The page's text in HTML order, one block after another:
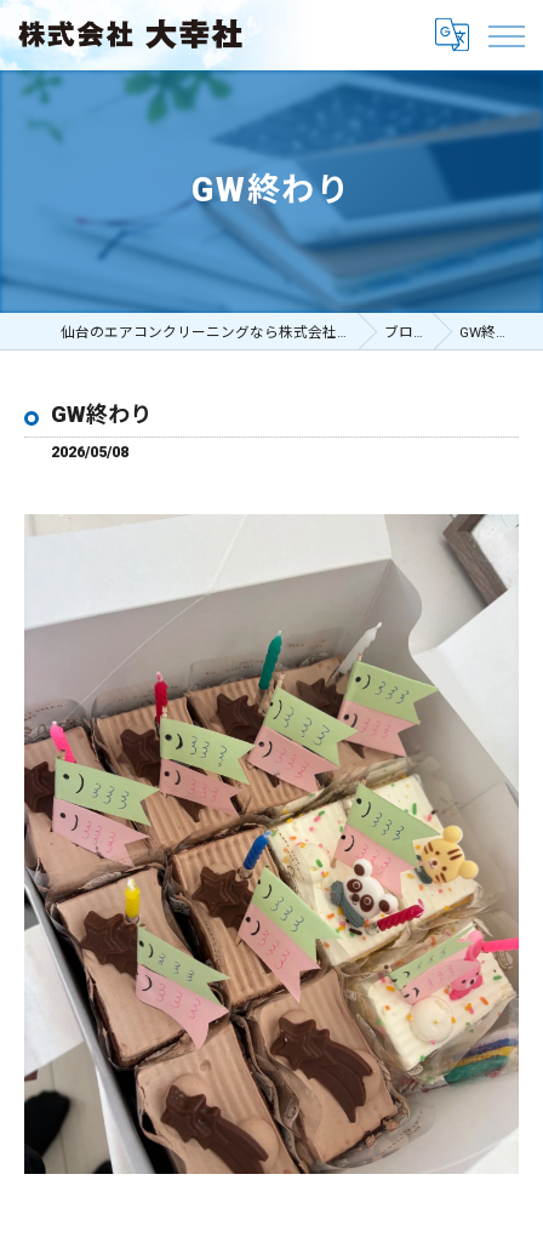
GW終わり
仙台のエアコンクリーニングなら株式会社大幸社 ブログ GW終わり
GW終わり
2026/05/08